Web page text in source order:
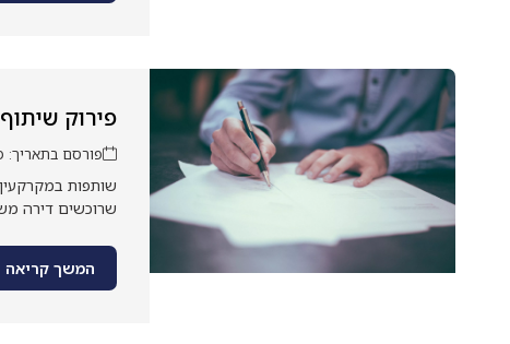
פירוק
פורסם בתאריך:
שותפות
שרוכשים דירה
המשך קריאה